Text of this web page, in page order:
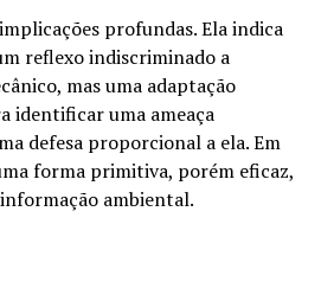
profundas. Ela indica
reflexo indiscriminado a
mas uma adaptação
identificar uma ameaça
defesa proporcional a ela. Em
forma primitiva, porém eficaz,
ambiental.